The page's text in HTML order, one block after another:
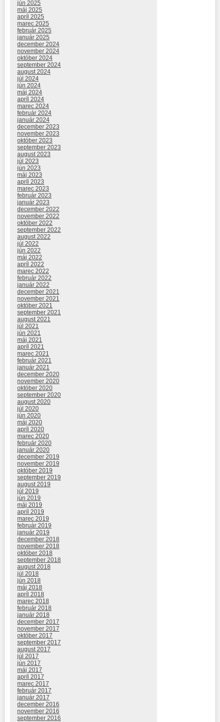
jún 2025
máj 2025
apríl 2025
marec 2025
február 2025
január 2025
december 2024
november 2024
október 2024
september 2024
august 2024
júl 2024
jún 2024
máj 2024
apríl 2024
marec 2024
február 2024
január 2024
december 2023
november 2023
október 2023
september 2023
august 2023
júl 2023
jún 2023
máj 2023
apríl 2023
marec 2023
február 2023
január 2023
december 2022
november 2022
október 2022
september 2022
august 2022
júl 2022
jún 2022
máj 2022
apríl 2022
marec 2022
február 2022
január 2022
december 2021
november 2021
október 2021
september 2021
august 2021
júl 2021
jún 2021
máj 2021
apríl 2021
marec 2021
február 2021
január 2021
december 2020
november 2020
október 2020
september 2020
august 2020
júl 2020
jún 2020
máj 2020
apríl 2020
marec 2020
február 2020
január 2020
december 2019
november 2019
október 2019
september 2019
august 2019
júl 2019
jún 2019
máj 2019
apríl 2019
marec 2019
február 2019
január 2019
december 2018
november 2018
október 2018
september 2018
august 2018
júl 2018
jún 2018
máj 2018
apríl 2018
marec 2018
február 2018
január 2018
december 2017
november 2017
október 2017
september 2017
august 2017
júl 2017
jún 2017
máj 2017
apríl 2017
marec 2017
február 2017
január 2017
december 2016
november 2016
september 2016